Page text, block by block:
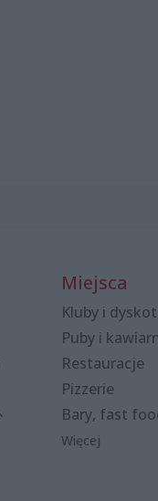
Miejsca
Kluby i
Puby i
Restauracje
Pizzerie
Bary, fast
Więcej